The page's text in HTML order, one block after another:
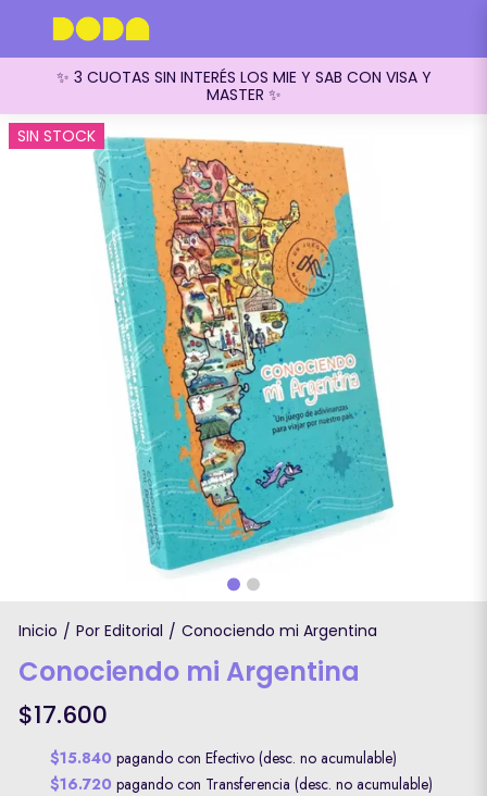
✨ 3 CUOTAS SIN INTERÉS LOS MIE Y SAB CON VISA Y
MASTER ✨
SIN STOCK
Inicio / Por Editorial / Conociendo mi Argentina
Conociendo mi Argentina
$17.600
$15.840 pagando con Efectivo (desc. no acumulable)
$16.720 pagando con Transferencia (desc. no acumulable)